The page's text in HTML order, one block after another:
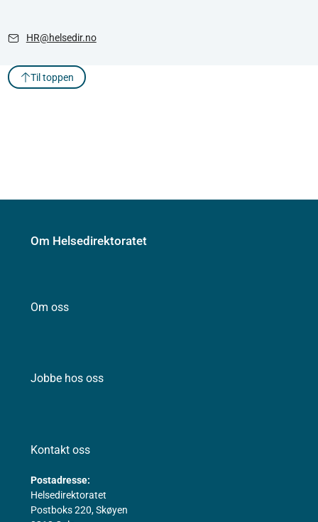
HR@helsedir.no
Til toppen
Om Helsedirektoratet
Om oss
Jobbe hos oss
Kontakt oss
Postadresse:
Helsedirektoratet
Postboks 220, Skøyen